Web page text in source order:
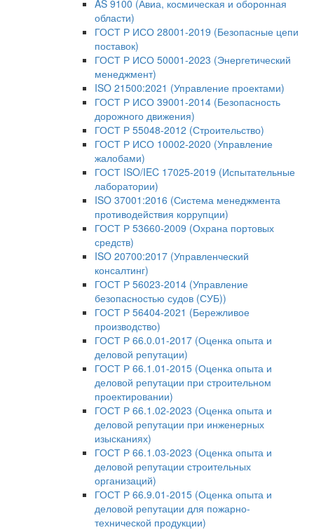
AS 9100 (Авиа, космическая и оборонная
области)
ГОСТ Р ИСО 28001-2019 (Безопасные цепи
поставок)
ГОСТ Р ИСО 50001-2023 (Энергетический
менеджмент)
ISO 21500:2021 (Управление проектами)
ГОСТ Р ИСО 39001-2014 (Безопасность
дорожного движения)
ГОСТ Р 55048-2012 (Строительство)
ГОСТ Р ИСО 10002-2020 (Управление
жалобами)
ГОСТ ISO/IEC 17025-2019 (Испытательные
лаборатории)
ISO 37001:2016 (Система менеджмента
противодействия коррупции)
ГОСТ Р 53660-2009 (Охрана портовых
средств)
ISO 20700:2017 (Управленческий
консалтинг)
ГОСТ Р 56023-2014 (Управление
безопасностью судов (СУБ))
ГОСТ Р 56404-2021 (Бережливое
производство)
ГОСТ Р 66.0.01-2017 (Оценка опыта и
деловой репутации)
ГОСТ Р 66.1.01-2015 (Оценка опыта и
деловой репутации при строительном
проектировании)
ГОСТ Р 66.1.02-2023 (Оценка опыта и
деловой репутации при инженерных
изысканиях)
ГОСТ Р 66.1.03-2023 (Оценка опыта и
деловой репутации строительных
организаций)
ГОСТ Р 66.9.01-2015 (Оценка опыта и
деловой репутации для пожарно-
технической продукции)